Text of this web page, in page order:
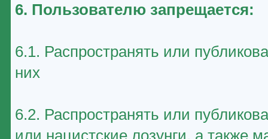
6. Пользователю запрещается:
6.1. Распространять или
них
6.2. Распространять или
или нацистские лозунги, а также